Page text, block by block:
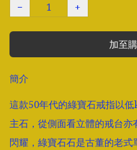
−
+
加至
簡介
這款50年代的綠寶石戒指以
主石，從側面看立體的戒台
閃耀，綠寶石石是古董的老